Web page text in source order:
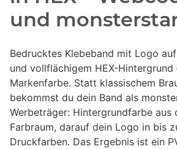
und
Bedrucktes Klebeband mit Logo
und vollflächigem HEX-
Markenfarbe. Statt klassischem
bekommst du dein Band als
Werbeträger: Hintergrundfarbe aus
Farbraum, darauf dein Logo in bis
Druckfarben. Das Ergebnis ist ein